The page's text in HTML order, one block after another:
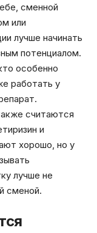
сменной
или
лучше начинать
потенциалом.
особенно
работать у
считаются
и
хорошо, но у
лучше не
сменой.